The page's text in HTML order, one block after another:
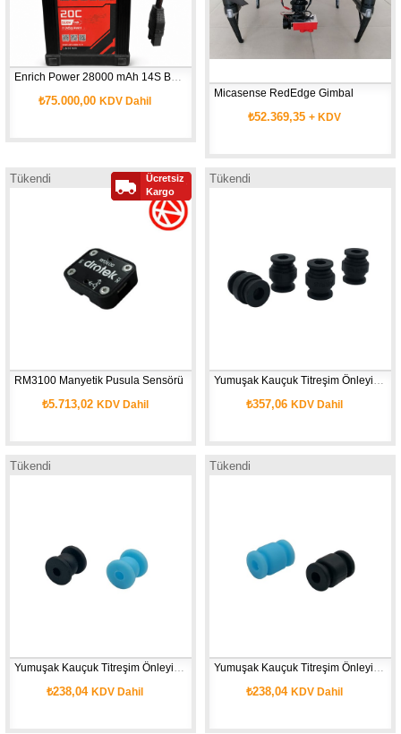
Enrich Power 28000 mAh 14S Batarya
₺75.000,00KDV Dahil
Micasense RedEdge Gimbal
₺52.369,35+ KDV
Tükendi
RM3100 Manyetik Pusula Sensörü
₺5.713,02 KDV Dahil
Ücretsiz
Kargo
Tükendi
Yumuşak Kauçuk Titreşim Önleyici Damper ( 10 adet )
₺357,06KDV Dahil
Tükendi
Yumuşak Kauçuk Titreşim Önleyici Damper Küçük Boy ( 10 adet )
₺238,04KDV Dahil
Tükendi
Yumuşak Kauçuk Titreşim Önleyici Damper Orta Boy( 10 adet )
₺238,04KDV Dahil